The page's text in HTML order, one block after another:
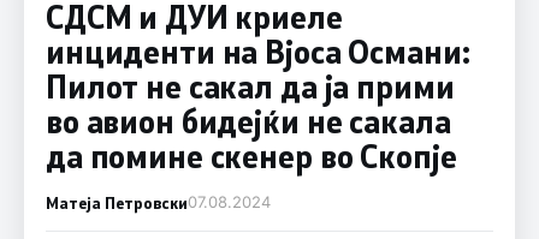
СДСМ и ДУИ криеле
инциденти на Вјоса Османи:
Пилот не сакал да ја прими
во авион бидејќи не сакала
да помине скенер во Скопје
Матеја Петровски07.08.2024